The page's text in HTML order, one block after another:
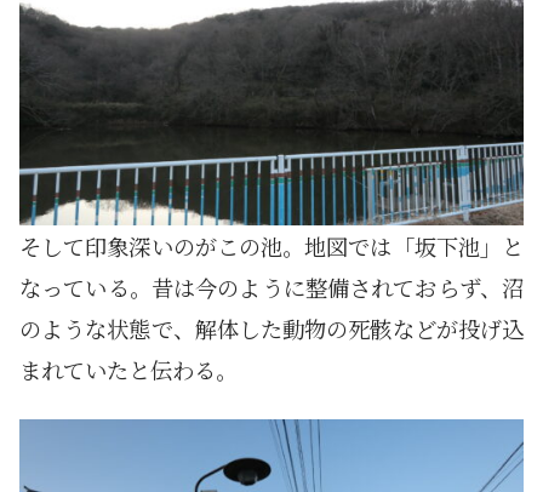
そして印象深いのがこの池。地図では「坂下池」と
なっている。昔は今のように整備されておらず、沼
のような状態で、解体した動物の死骸などが投げ込
まれていたと伝わる。